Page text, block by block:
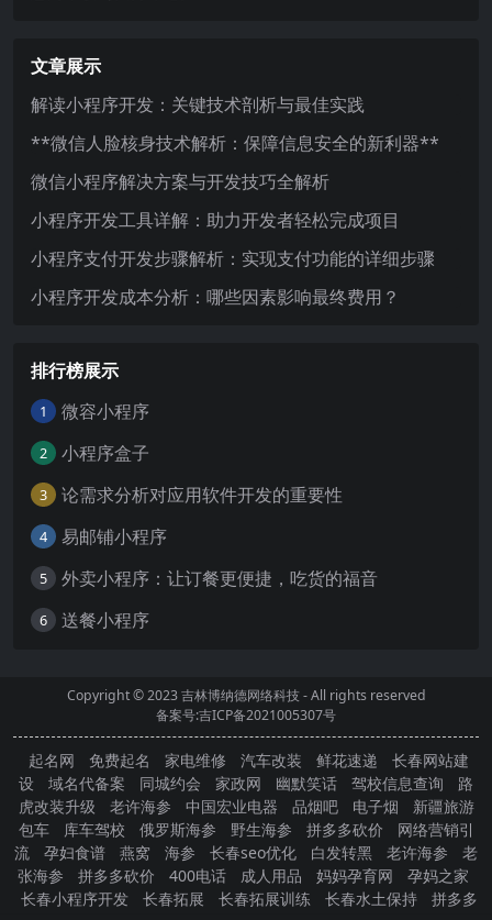
文章展示
解读小程序开发：关键技术剖析与最佳实践
**微信人脸核身技术解析：保障信息安全的新利器**
微信小程序解决方案与开发技巧全解析
小程序开发工具详解：助力开发者轻松完成项目
小程序支付开发步骤解析：实现支付功能的详细步骤
小程序开发成本分析：哪些因素影响最终费用？
排行榜展示
1 微容小程序
2 小程序盒子
3 论需求分析对应用软件开发的重要性
4 易邮铺小程序
5 外卖小程序：让订餐更便捷，吃货的福音
6 送餐小程序
Copyright © 2023吉林博纳德网络科技- All rights reserved
备案号:吉ICP备2021005307号
起名网 免费起名 家电维修 汽车改装 鲜花速递
长春网站建
设
域名代备案 同城约会 家政网 幽默笑话 驾校信息查询
路
虎改装升级
老许海参 中国宏业电器 品烟吧 电子烟
新疆旅游
包车
库车驾校 俄罗斯海参 野生海参 拼多多砍价
网络营销引
流
孕妇食谱 燕窝 海参 长春seo优化 白发转黑 老许海参
老
张海参
拼多多砍价 400电话 成人用品 妈妈孕育网
孕妈之家
长春小程序开发
长春拓展 长春拓展训练 长春水土保持
拼多多